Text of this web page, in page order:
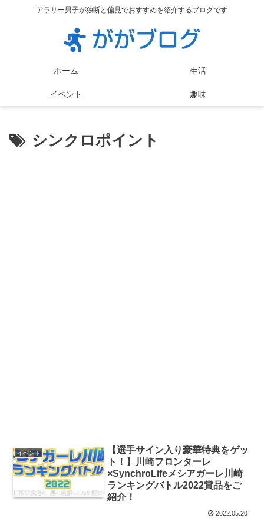
アラサー男子が独断と偏見でおすすめを紹介するブログです
ホーム 生活
イベント 趣味
シンクロポイント
イベント
【選手サイン入り豪華特典をゲッ
ト！】川崎フロンターレ
×SynchroLifeメシアガーレ川崎
ランキングバトル2022賞品をご
紹介！
2022.05.20